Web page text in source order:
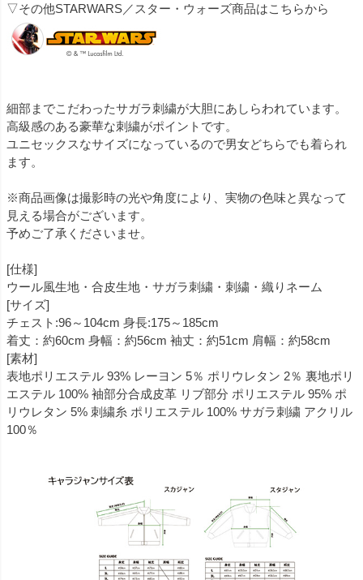
▽その他STARWARS／スター・ウォーズ商品はこちらから
細部までこだわったサガラ刺繍が大胆にあしらわれています。
高級感のある豪華な刺繍がポイントです。
ユニセックスなサイズになっているので男女どちらでも着られ
ます。
※商品画像は撮影時の光や角度により、実物の色味と異なって
見える場合がございます。
予めご了承くださいませ。
[仕様]
ウール風生地・合皮生地・サガラ刺繍・刺繍・織りネーム
[サイズ]
チェスト:96～104cm 身長:175～185cm
着丈：約60cm 身幅：約56cm 袖丈：約51cm 肩幅：約58cm
[素材]
表地ポリエステル 93% レーヨン 5％ ポリウレタン 2％ 裏地ポリ
エステル 100% 袖部分合成皮革 リブ部分 ポリエステル 95% ポ
リウレタン 5% 刺繍糸 ポリエステル 100% サガラ刺繍 アクリル
100％